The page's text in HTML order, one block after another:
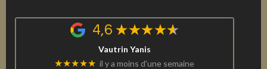
4,6
Vautrin Yanis
★★★★★ il y a moins d'une semaine